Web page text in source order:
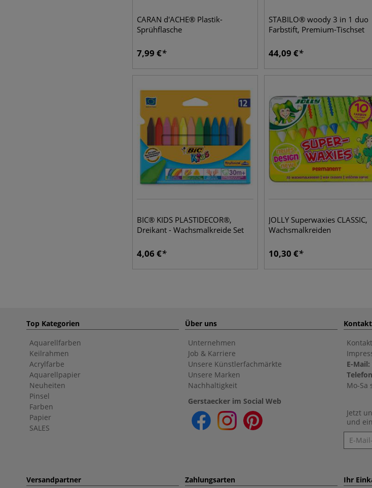
CARAN d'ACHE® Plastik-
Sprühflasche
7,99 €
STABILO® woody 3 in 1 duo
Farbstift, Premium-Tischset
44,09 €
BIC® KIDS PLASTIDECOR®,
Dreikant - Wachsmalkreide Set
4,06 €
JOLLY Superwaxies CLASSIC,
Wachsmalkreiden
10,30 €
Top Kategorien
Aquarellfarben
Keilrahmen
Acrylfarbe
Aquarellpapier
Neuheiten
Pinsel
Farben
Papier
SALES
Über uns
Unternehmen
Job & Karriere
Unsere Künstlerfachmärkte
Unsere Marken
Nachhaltigkeit
Gerstaecker im Social Web
Kontakt
E-
Mo-Sa
Jetzt
und
Versandpartner Zahlungsarten Ihr